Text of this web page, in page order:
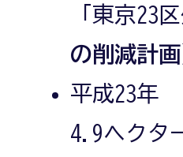
「東京23
の削減計画
平成23年
4.9ヘクタ